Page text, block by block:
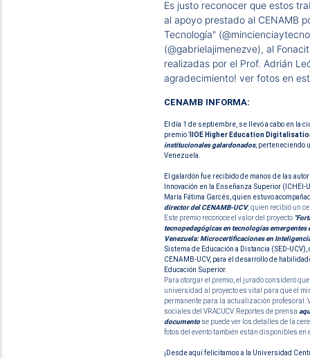
Es justo reconocer que estos
al apoyo prestado al CENAMB
Tecnología" (
(@gabrielajimenezve), al
realizadas por el Prof. Adrián
agradecimiento! ver fotos en
CENAMB INFORMA:
El día 1 de septiembre, se llevó a cabo en la
premio"IIOE Higher Education
institucionales galardonados, perteneciendo
Venezuela.
El galardón fue recibido de manos de las
Innovación en la Enseñanza Superior (ICHEI-
María Fátima Garcés, quien estuvo
director del CENAMB-UCV,quien recibió un
Este premio reconoce el valor del proyecto "
tecnopedagógicas en tecnologías emergentes
Venezuela: Microcertificaciones en
Sistema de Educación a Distancia (SED-
CENAMB-UCV, para el desarrollo de
Educación Superior.
Para otorgar el premio, el jurado consideró
universidad al proyecto es vital para que el
permanente para la actualización profesoral.
sociales del VRACUCV. Reportes de prensa
documentose puede ver los detalles de la
fotos del evento también están disponibles en
¡Desde aquí felicitamos a la Universidad